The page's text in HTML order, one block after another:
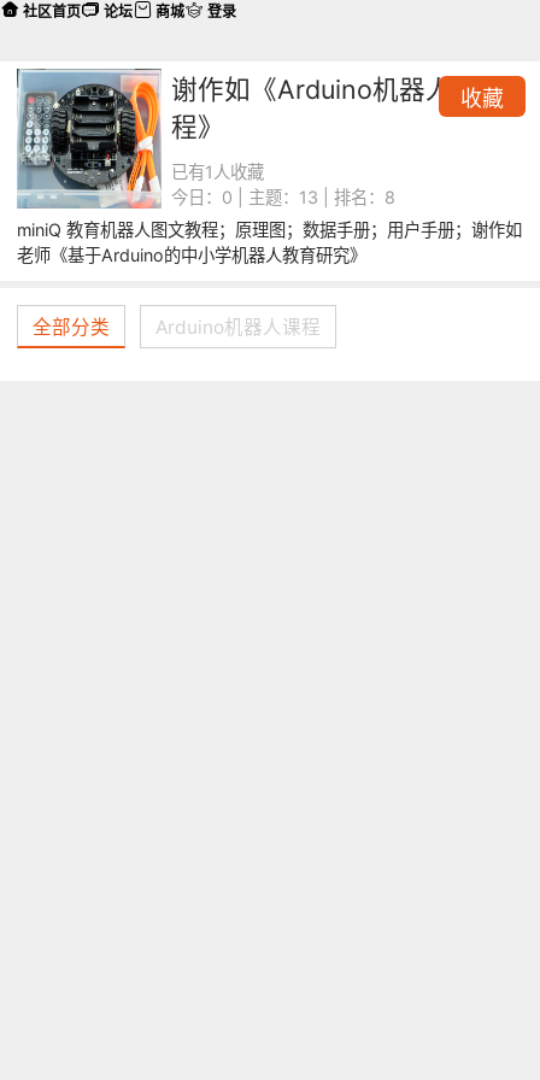
收藏
谢作如《Arduino机器人课
程》
已有1人收藏
今日：0 | 主题：13 | 排名：8
miniQ 教育机器人图文教程；原理图；数据手册；用户手册；谢作如
老师《基于Arduino的中小学机器人教育研究》
全部分类 Arduino机器人课程
社区首页 论坛 商城 登录